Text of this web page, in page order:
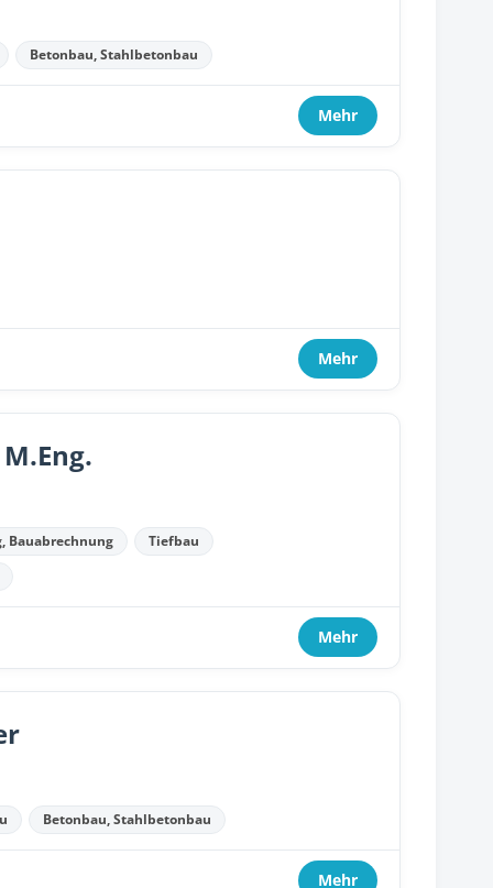
Betonbau, Stahlbetonbau
Mehr
Mehr
Bauabrechnung Tiefbau
Mehr
Betonbau, Stahlbetonbau
Mehr